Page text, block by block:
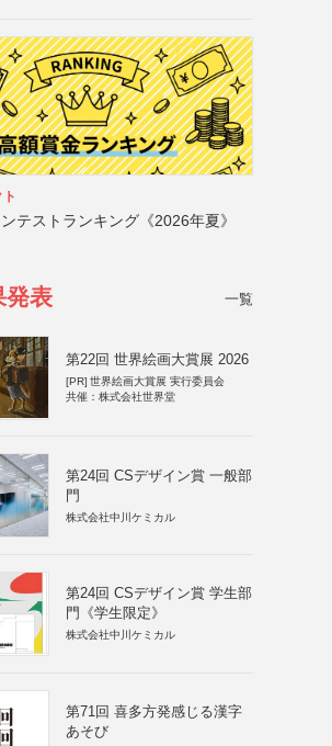
テストランキング《2026年夏》
発表 一覧
第22回 世界絵画大賞展 2026
[PR] 世界絵画大賞展 実行委員会
共催：株式会社世界堂
第24回 CSデザイン賞 一般部
門
株式会社中川ケミカル
第24回 CSデザイン賞 学生部
門《学生限定》
株式会社中川ケミカル
第71回 喜多方発感じる漢字
あそび